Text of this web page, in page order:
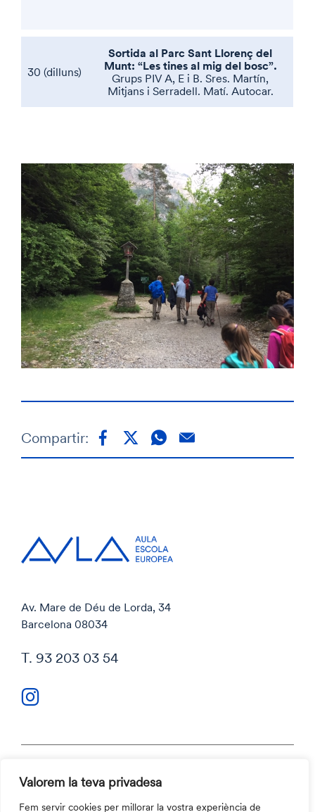
Valorem la teva privadesa
Fem servir cookies per millorar la vostra experiència de
30 (dilluns)
Sortida al Parc Sant Llorenç del
Munt: “Les tines al mig del bosc”.
Grups PIV A, E i B. Sres. Martín,
Mitjans i Serradell. Matí. Autocar.
Compartir:
Av. Mare de Déu de Lorda, 34
Barcelona 08034
T. 93 203 03 54
Política de privacitat
Política de cookies